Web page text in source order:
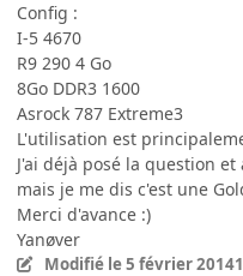
Config :
I-5 4670
R9 290 4 Go
8Go DDR3 1600
Asrock 787 Extreme3
L'utilisation est
J'ai déjà posé la question
mais je me dis c'est une
Merci d'avance :)
Yanøver
Modifié le 5 février 2014